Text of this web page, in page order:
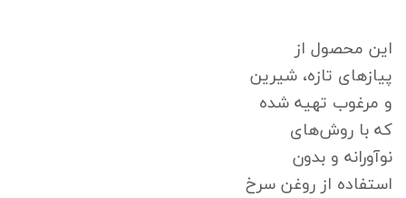
این محصول از
پیازهای تازه، شیرین
و مرغوب تهیه شده
که با روش‌های
نوآورانه و بدون
استفاده از روغن سرخ